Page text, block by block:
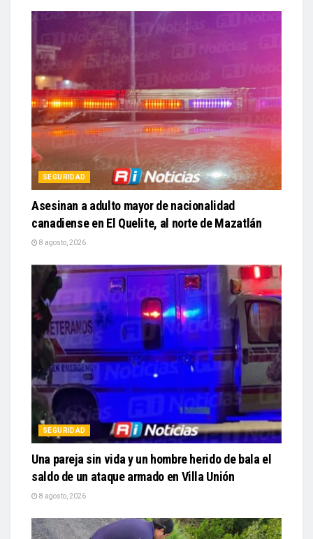
SEGURIDAD
Asesinan a adulto mayor de nacionalidad
canadiense en El Quelite, al norte de Mazatlán
8 agosto, 2026
SEGURIDAD
Una pareja sin vida y un hombre herido de bala el
saldo de un ataque armado en Villa Unión
8 agosto, 2026